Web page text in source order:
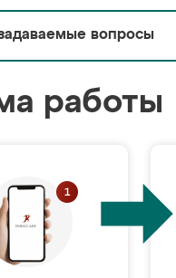
вопросы
работы